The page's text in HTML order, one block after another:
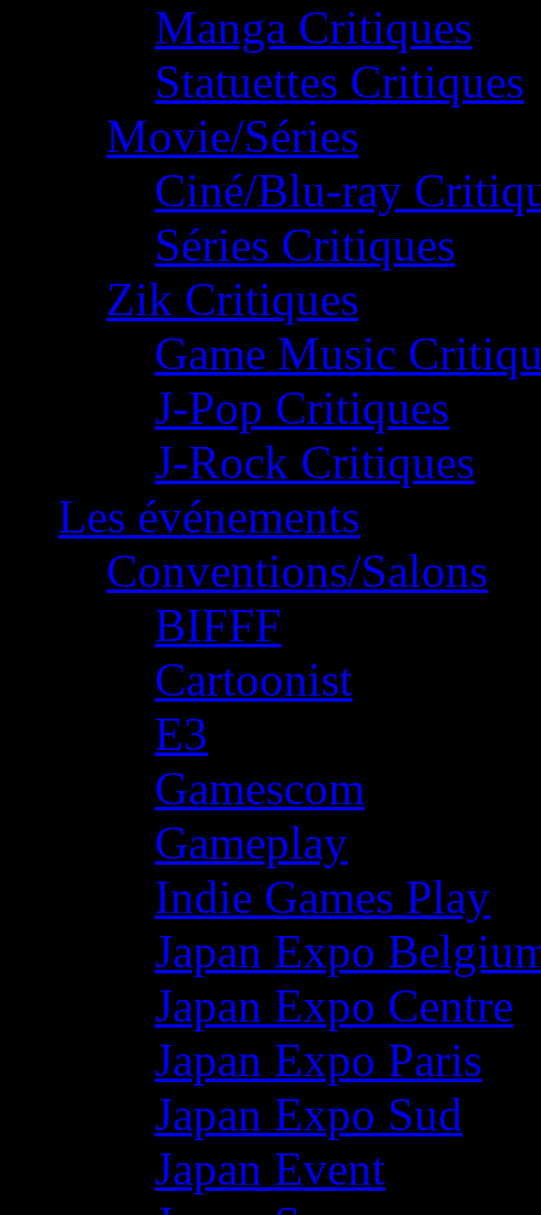
Manga Critiques
Statuettes Critiques
Movie/Séries
Ciné/Blu-ray
Séries Critiques
Zik Critiques
Game Music
J-Pop Critiques
J-Rock Critiques
Les événements
Conventions/Salons
BIFFF
Cartoonist
E3
Gamescom
Gameplay
Indie Games Play
Japan Expo
Japan Expo Centre
Japan Expo Paris
Japan Expo Sud
Japan Event